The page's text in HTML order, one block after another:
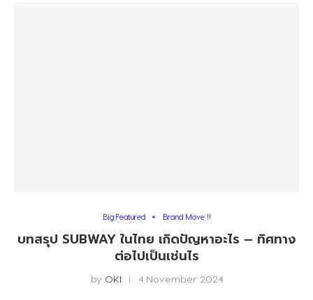
Big Featured Brand Move !!
บทสรุป SUBWAY ในไทย เกิดปัญหาอะไร – ทิศทาง
ต่อไปเป็นเช่นไร
by OKI 4 November 2024